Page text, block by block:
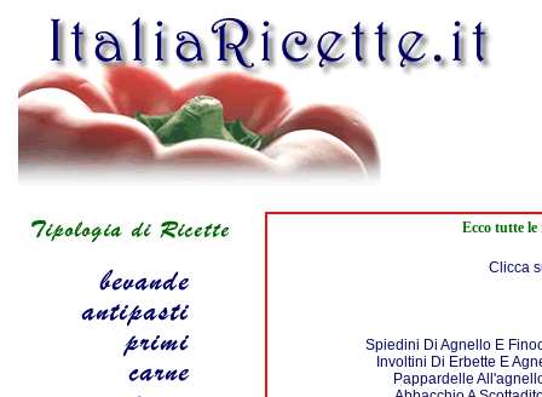
Ecco tutte le
Clicca
Spiedini Di Agnello E
Involtini Di Erbette E
Pappardelle